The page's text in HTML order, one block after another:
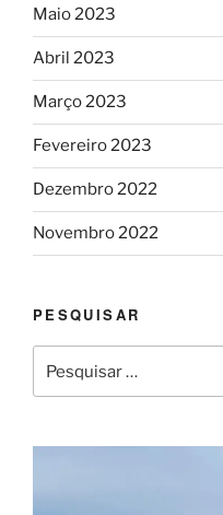
Maio 2023
Abril 2023
Março 2023
Fevereiro 2023
Dezembro 2022
Novembro 2022
PESQUISAR
Pesquisar
por: